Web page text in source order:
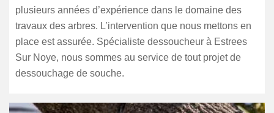
plusieurs années d’expérience dans le domaine des
travaux des arbres. L’intervention que nous mettons en
place est assurée. Spécialiste dessoucheur à Estrees
Sur Noye, nous sommes au service de tout projet de
dessouchage de souche.